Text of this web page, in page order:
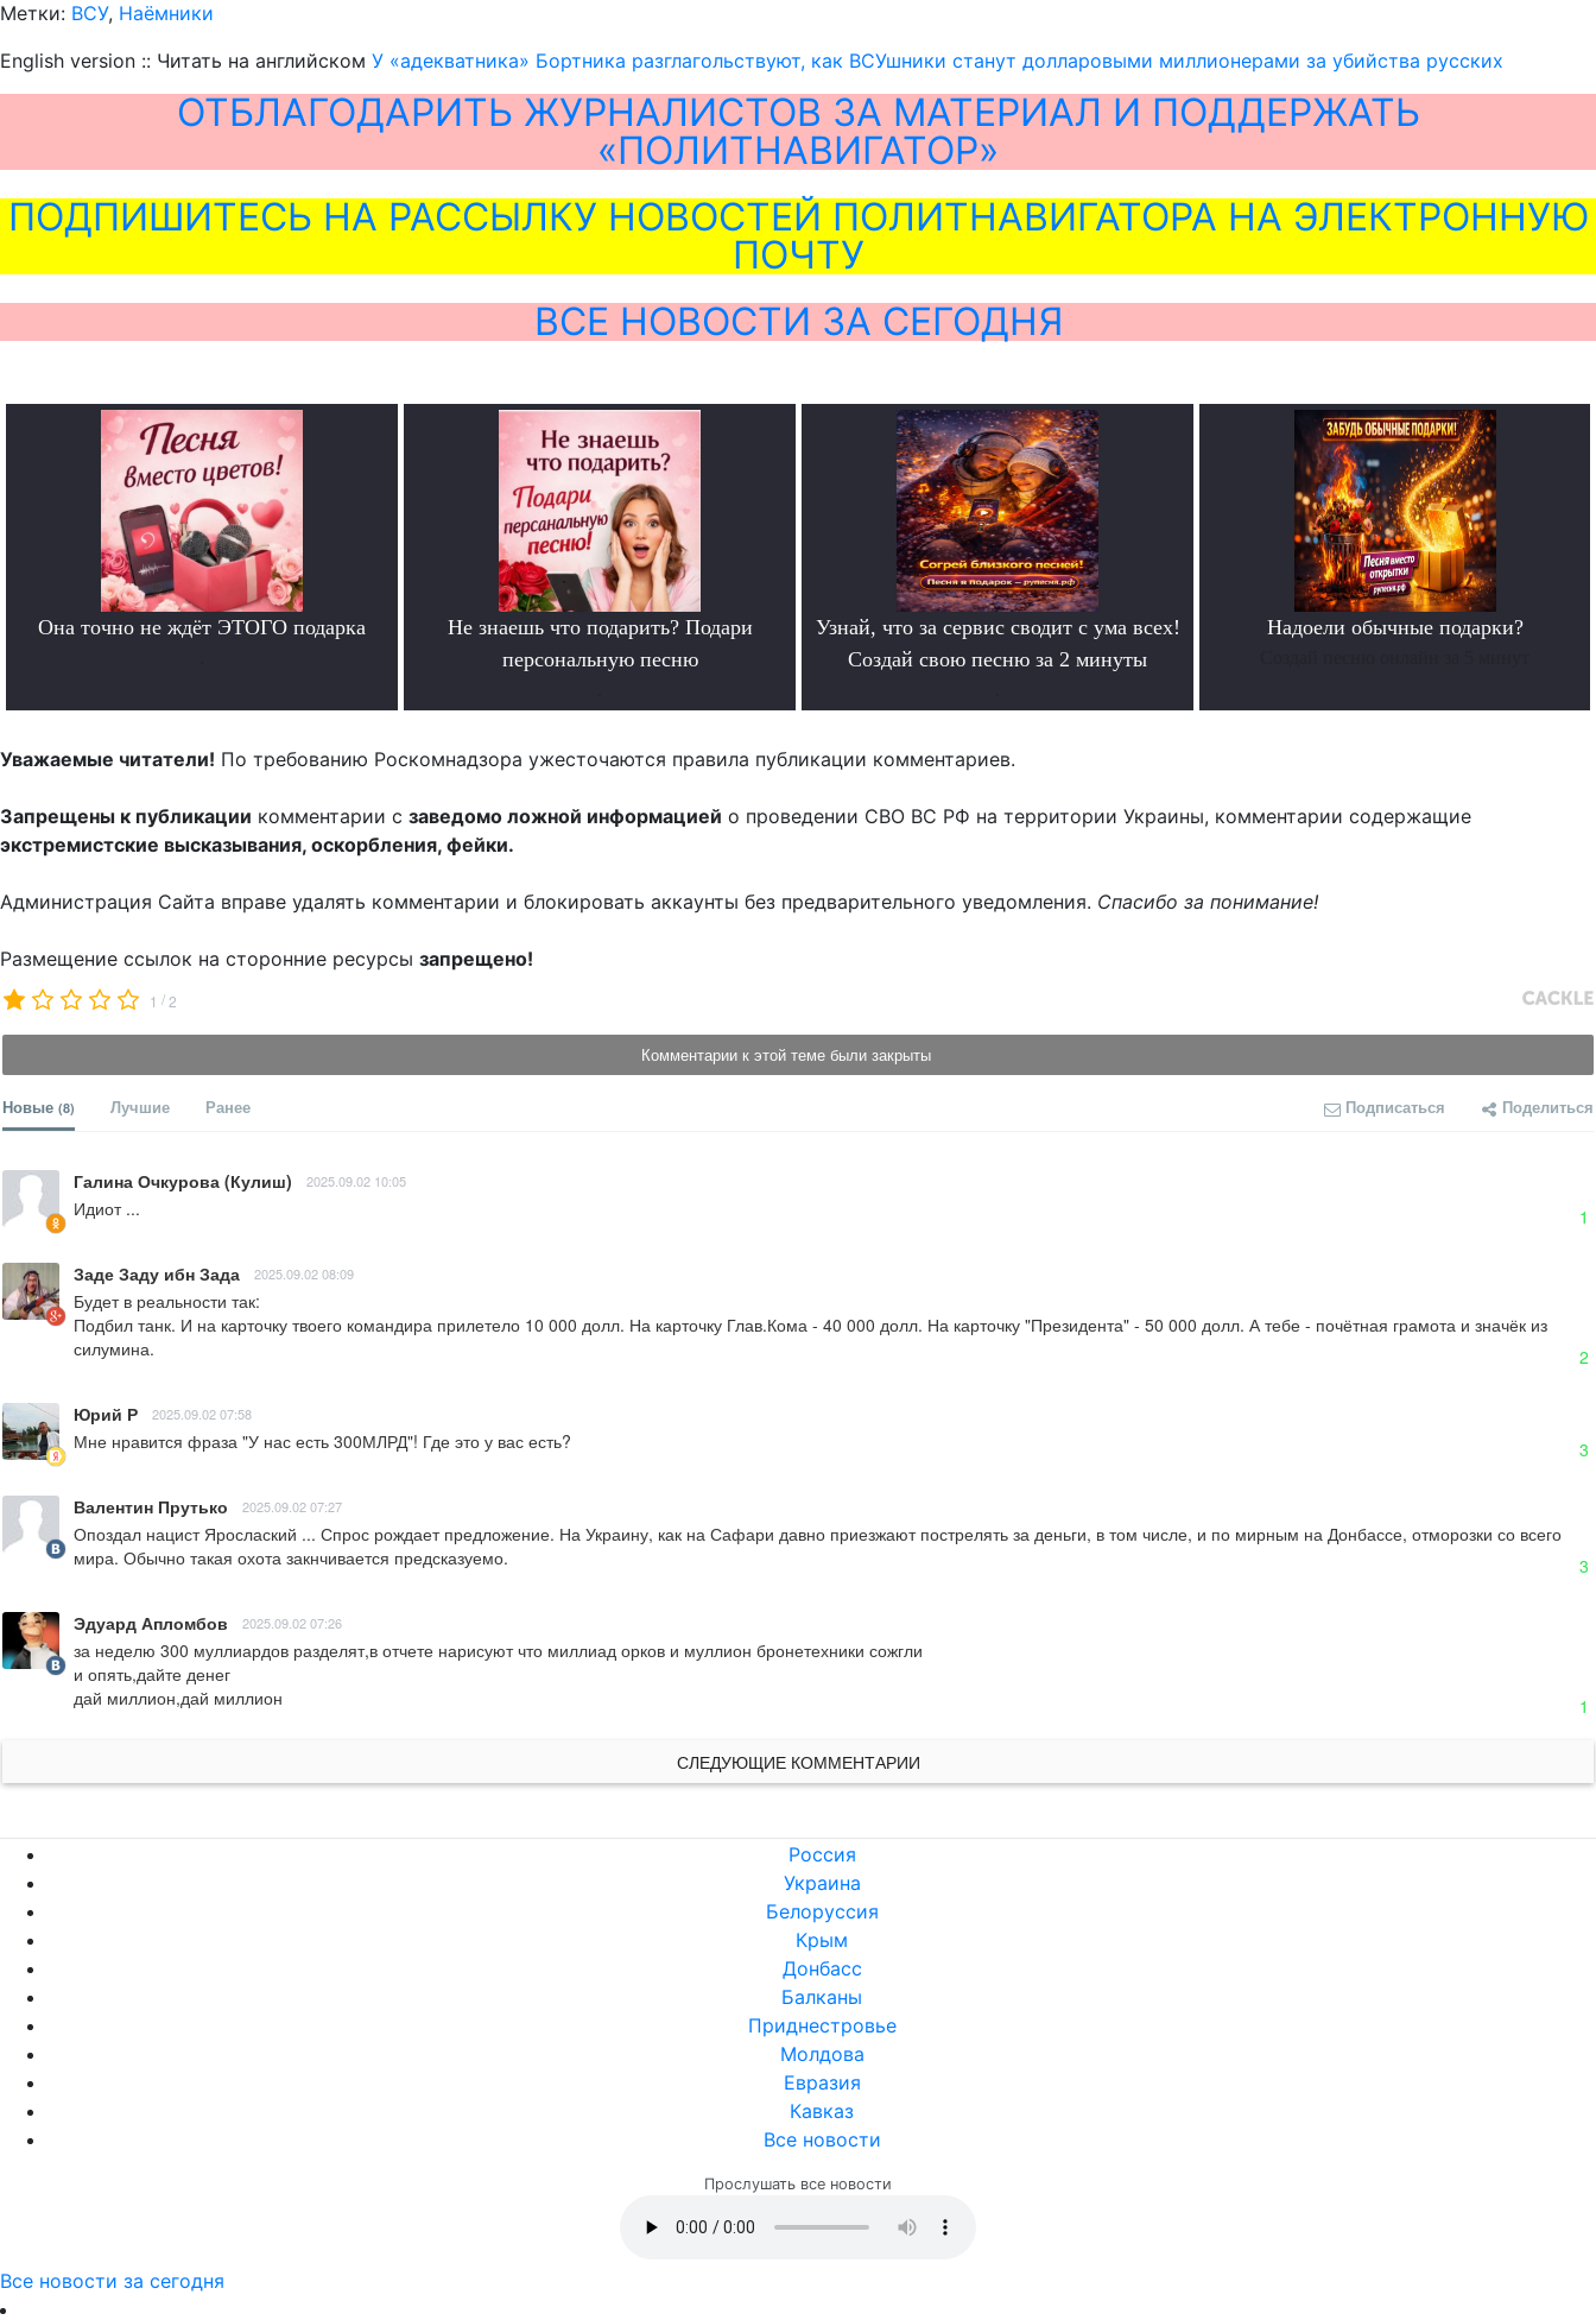
Метки: ВСУ, Наёмники
English version :: Читать на английском У «адекватника» Бортника разглагольствуют, как ВСУшники станут долларовыми миллионерами за убийства русских
ОТБЛАГОДАРИТЬ ЖУРНАЛИСТОВ ЗА МАТЕРИАЛ И ПОДДЕРЖАТЬ
«ПОЛИТНАВИГАТОР»
ПОДПИШИТЕСЬ НА РАССЫЛКУ НОВОСТЕЙ ПОЛИТНАВИГАТОРА НА ЭЛЕКТРОННУЮ
ПОЧТУ
ВСЕ НОВОСТИ ЗА СЕГОДНЯ
Она точно не ждёт ЭТОГО подарка
Не знаешь что подарить? Подари
персональную песню
Узнай, что за сервис сводит с ума всех!
Создай свою песню за 2 минуты
Надоели обычные подарки?
Уважаемые читатели! По требованию Роскомнадзора ужесточаются правила публикации комментариев.
Запрещены к публикации комментарии с заведомо ложной информацией о проведении СВО ВС РФ на территории Украины, комментарии содержащие
экстремистские высказывания, оскорбления, фейки.
Администрация Сайта вправе удалять комментарии и блокировать аккаунты без предварительного уведомления. Спасибо за понимание!
Размещение ссылок на сторонние ресурсы запрещено!
1 /2
Комментарии к этой теме были закрыты
Новые (8) Лучшие Ранее Подписаться Поделиться
Галина Очкурова (Кулиш) 2025.09.02 10:05
Идиот ... 1
Заде Заду ибн Зада 2025.09.02 08:09
Будет в реальности так:
Подбил танк. И на карточку твоего командира прилетело 10 000 долл. На карточку Глав.Кома - 40 000 долл. На карточку "Президента" - 50 000 долл. А тебе - почётная грамота и значёк из
силумина.
2
Юрий Р 2025.09.02 07:58
Мне нравится фраза "У нас есть 300МЛРД"! Где это у вас есть? 3
Валентин Прутько 2025.09.02 07:27
Опоздал нацист Ярослаский ... Спрос рождает предложение. На Украину, как на Сафари давно приезжают пострелять за деньги, в том числе, и по мирным на Донбассе, отморозки со всего
мира. Обычно такая охота закнчивается предсказуемо.
3
Эдуард Апломбов 2025.09.02 07:26
за неделю 300 муллиардов разделят,в отчете нарисуют что миллиад орков и муллион бронетехники сожгли
и опять,дайте денег
дай миллион,дай миллион
1
СЛЕДУЮЩИЕ КОММЕНТАРИИ
Россия
Украина
Белоруссия
Крым
Донбасс
Балканы
Приднестровье
Молдова
Евразия
Кавказ
Все новости
Прослушать все новости
Все новости за сегодня